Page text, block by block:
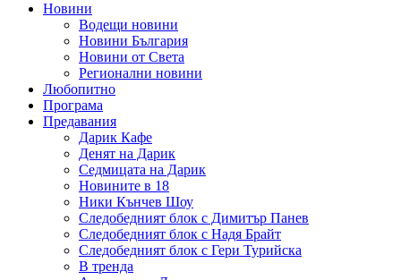
Новини
Водещи новини
Новини България
Новини от Света
Регионални новини
Любопитно
Програма
Предавания
Дарик Кафе
Денят на Дарик
Седмицата на Дарик
Новините в 18
Ники Кънчев Шоу
Следобедният блок с Димитър Панев
Следобедният блок с Надя Брайт
Следобедният блок с Гери Турийска
В тренда